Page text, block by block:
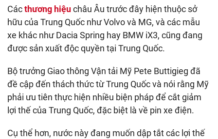
Cácthương hiệuchâu Âu trước đây hiện thuộc sở
hữu của Trung Quốc như Volvo và MG, và các mẫu
xe khác như Dacia Spring hay BMW iX3, cũng đang
được sản xuất độc quyền tại Trung Quốc.
Bộ trưởng Giao thông Vận tải Mỹ Pete Buttigieg đã
đề cập đến thách thức từ Trung Quốc và nói rằng Mỹ
phải ưu tiên thực hiện nhiều biện pháp để cắt giảm
lợi thế của Trung Quốc, đặc biệt là về pin xe điện.
Cụ thể hơn, nước này đang muốn dập tắt các lợi thế